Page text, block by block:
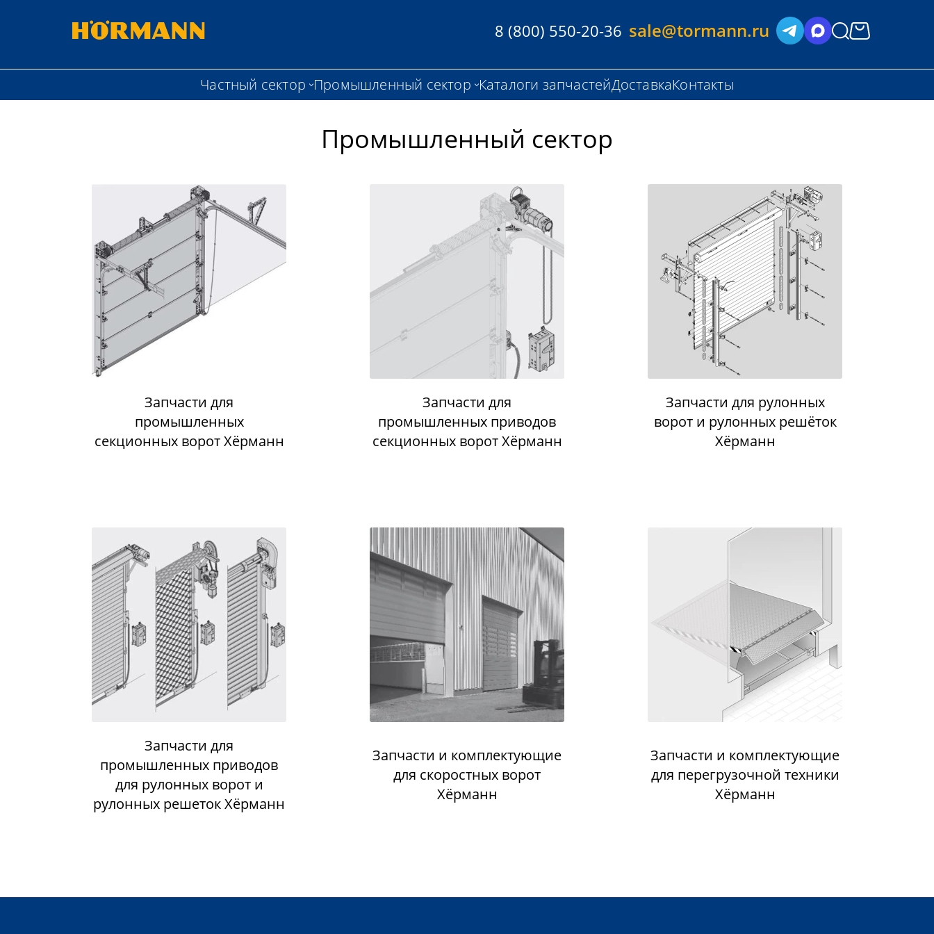
8 (800) 550-20-36 sale@tormann.ru
Частный сектор Промышленный сектор Каталоги запчастейДоставкаКонтакты
Промышленный сектор
Запчасти для
промышленных
секционных ворот Хёрманн
Запчасти для
промышленных приводов
секционных ворот Хёрманн
Запчасти для рулонных
ворот и рулонных решёток
Хёрманн
Запчасти для
промышленных приводов
для рулонных ворот и
рулонных решеток Хёрманн
Запчасти и комплектующие
для скоростных ворот
Хёрманн
Запчасти и комплектующие
для перегрузочной техники
Хёрманн